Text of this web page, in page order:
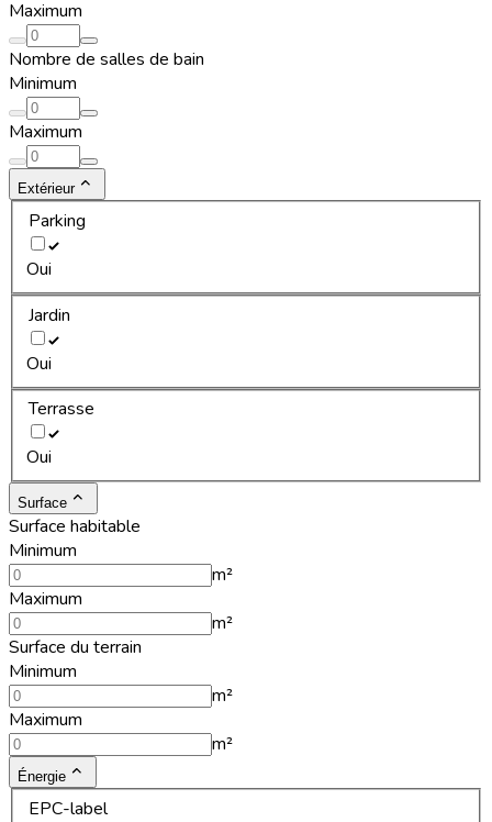
Maximum
Nombre de salles de bain
Minimum
Maximum
Extérieur
Parking
Oui
Jardin
Oui
Terrasse
Oui
Surface
Surface habitable
Minimum
m²
Maximum
m²
Surface du terrain
Minimum
m²
Maximum
m²
Énergie
EPC-label